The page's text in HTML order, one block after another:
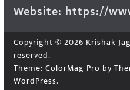
Website: https://
Copyright © 2026 Krishak
reserved.
Theme: ColorMag Pro by
WordPress.